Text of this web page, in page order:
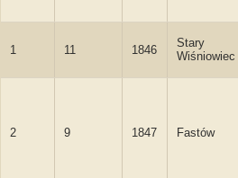
1 11 1846
Stary
Wiśniowiec
2 9 1847 Fastów